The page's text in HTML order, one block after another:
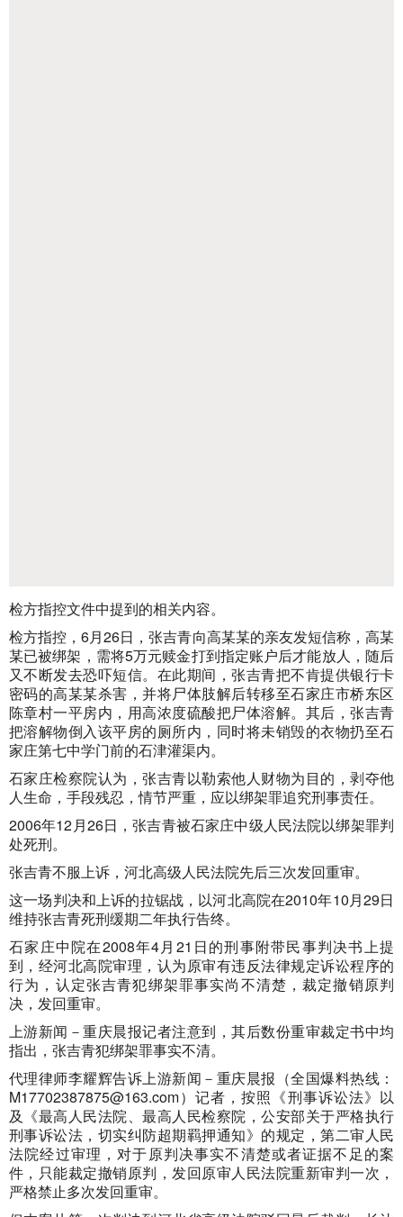
检方指控文件中提到的相关内容。
检方指控，6月26日，张吉青向高某某的亲友发短信称，高某
某已被绑架，需将5万元赎金打到指定账户后才能放人，随后
又不断发去恐吓短信。在此期间，张吉青把不肯提供银行卡
密码的高某某杀害，并将尸体肢解后转移至石家庄市桥东区
陈章村一平房内，用高浓度硫酸把尸体溶解。其后，张吉青
把溶解物倒入该平房的厕所内，同时将未销毁的衣物扔至石
家庄第七中学门前的石津灌渠内。
石家庄检察院认为，张吉青以勒索他人财物为目的，剥夺他
人生命，手段残忍，情节严重，应以绑架罪追究刑事责任。
2006年12月26日，张吉青被石家庄中级人民法院以绑架罪判
处死刑。
张吉青不服上诉，河北高级人民法院先后三次发回重审。
这一场判决和上诉的拉锯战，以河北高院在2010年10月29日
维持张吉青死刑缓期二年执行告终。
石家庄中院在2008年4月21日的刑事附带民事判决书上提
到，经河北高院审理，认为原审有违反法律规定诉讼程序的
行为，认定张吉青犯绑架罪事实尚不清楚，裁定撤销原判
决，发回重审。
上游新闻－重庆晨报记者注意到，其后数份重审裁定书中均
指出，张吉青犯绑架罪事实不清。
代理律师李耀辉告诉上游新闻－重庆晨报（全国爆料热线：
M17702387875@163.com）记者，按照《刑事诉讼法》以
及《最高人民法院、最高人民检察院，公安部关于严格执行
刑事诉讼法，切实纠防超期羁押通知》的规定，第二审人民
法院经过审理，对于原判决事实不清楚或者证据不足的案
件，只能裁定撤销原判，发回原审人民法院重新审判一次，
严格禁止多次发回重审。